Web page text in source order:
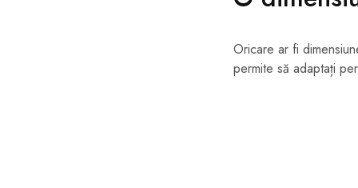
Oricare ar fi
permite să adaptați